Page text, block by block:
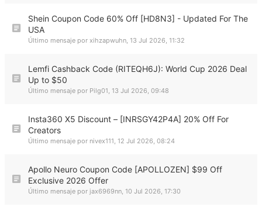
Shein Coupon Code 60% Off [HD8N3] - Updated For The
USA
Último mensaje por xihzapwuhn, 13 Jul 2026, 11:32
Lemfi Cashback Code (RITEQH6J): World Cup 2026 Deal
Up to $50
Último mensaje por Pilg01, 13 Jul 2026, 09:48
Insta360 X5 Discount – [INRSGY42P4A] 20% Off For
Creators
Último mensaje por nivex111, 12 Jul 2026, 08:24
Apollo Neuro Coupon Code [APOLLOZEN] $99 Off
Exclusive 2026 Offer
Último mensaje por jax6969nn, 10 Jul 2026, 17:30